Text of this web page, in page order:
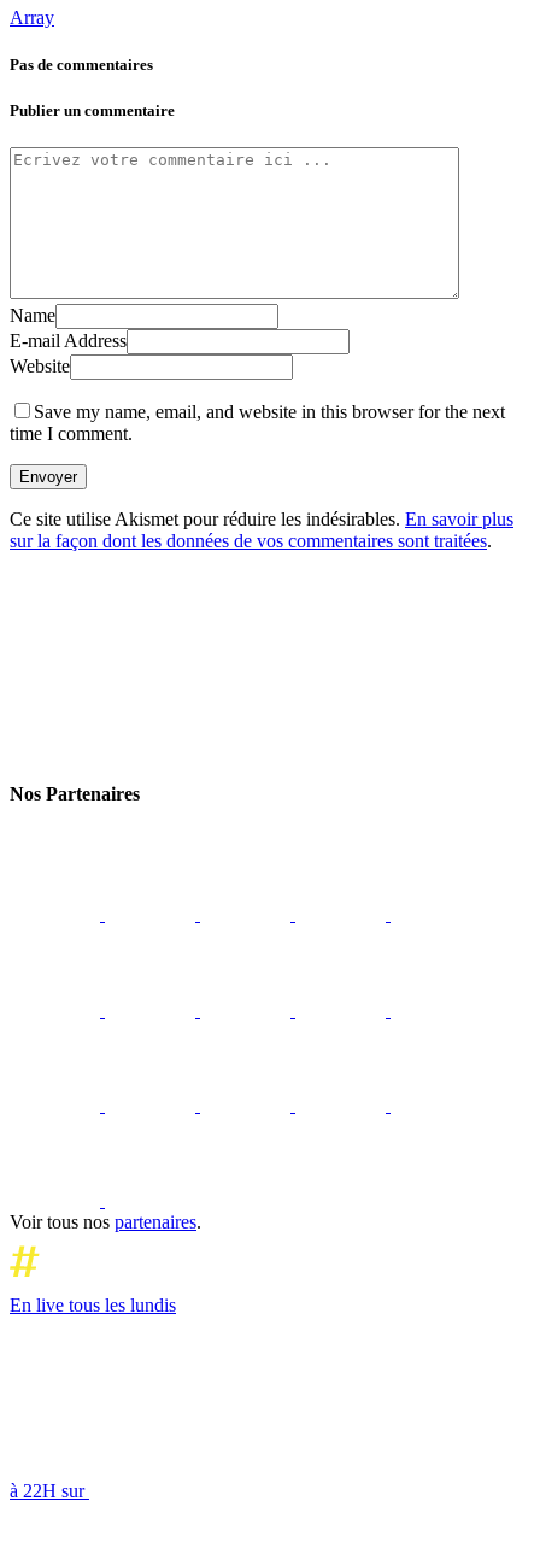
Array
Pas de commentaires
Publier un commentaire
Name
E-mail Address
Website
Save my name, email, and website in this browser for the next
time I comment.
Envoyer
Ce site utilise Akismet pour réduire les indésirables. En savoir plus
sur la façon dont les données de vos commentaires sont traitées.
Nos Partenaires
Voir tous nos partenaires.
En live tous les lundis
à 22H sur